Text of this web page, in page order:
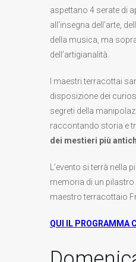
aspettano 4 serate di
all’insegna dell’arte,
della musica, ma
dell’artigianalità.
I maestri terracottai
disposizione dei
segreti della
raccontando storia e
dei mestieri più
L’evento si terrà nella
memoria di un pilastro
maestro terracottaio
QUI IL PROGRAMMA